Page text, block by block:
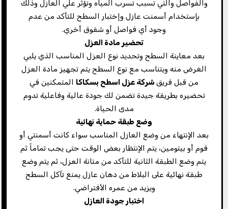
والفواصل والتي تسبب تسرب المياه وتؤثر علي العازل وذلك
بإستخدام أسمنت عازل وإختبار السطح للتأكد من عدم
وجود أي فواصل أو شقوق أخري.
تحضير مادة العزل
بعد معاينة السطح وتحديد نوع العزل المناسب الذي يلبي
الغرض منه ويتناسب مع نوع السطح يتم تجهيز مادة العزل
من قبل فريق شركة عزل اسطح بسكاكا المتمكنين في
تحضيره بطريقة جيدة تضمن لك جودة عالية وفاعلية تدوم
مدى الحياة.
وضع طبقة حماية نهائية
بعد الإنتهاء من وضع العازل المناسب سواء كانت أسمنتي أو
فوم أو بيتومين، يتم الإنتظار بعض الوقت حتى يجب تماماً ثم
يتم وضع الطبقة الثانية للتأكد من متانة العزل، ثم يتم وضع
طبقة نهائية على البلاط من دهان عازل يمنع تآكل السطح
ويزيد من عمره الأفتراضي.
اختبار جودة العازل